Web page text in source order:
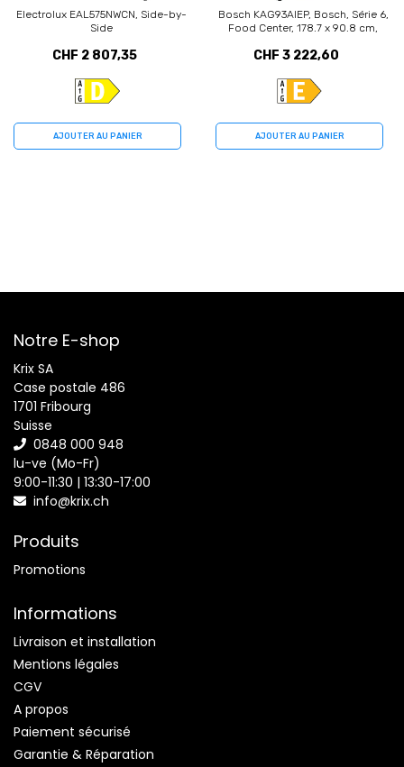
Electrolux EAL575NWCN, Side-by-
Side
CHF 2 807,35
AJOUTER AU PANIER
Bosch KAG93AIEP, Bosch, Série 6,
Food Center, 178.7 x 90.8 cm,
Frost
CHF 3 222,60
AJOUTER AU PANIER
Notre E-shop
Krix SA
Case postale 486
1701 Fribourg
Suisse
0848 000 948
lu-ve (Mo-Fr)
9:00-11:30 | 13:30-17:00
info@krix.ch
Produits
Promotions
Informations
Livraison et installation
Mentions légales
CGV
A propos
Paiement sécurisé
Garantie & Réparation